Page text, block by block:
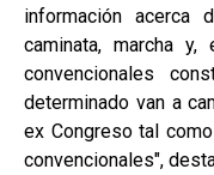
información
caminata, marcha
convencionales
determinado van a
ex Congreso tal
convencionales",